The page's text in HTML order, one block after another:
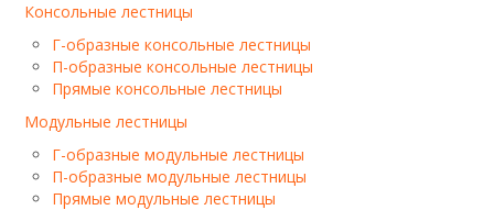
Консольные лестницы
Г-образные консольные лестницы
П-образные консольные лестницы
Прямые консольные лестницы
Модульные лестницы
Г-образные модульные лестницы
П-образные модульные лестницы
Прямые модульные лестницы